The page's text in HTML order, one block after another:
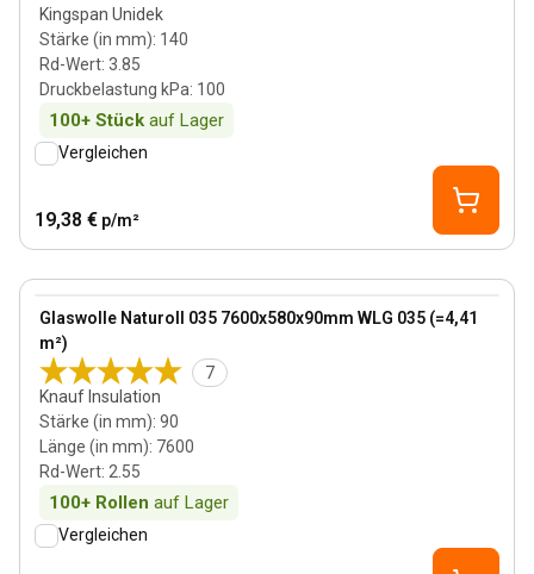
Kingspan Unidek
Stärke (in mm): 140
Rd-Wert: 3.85
Druckbelastung kPa: 100
100+ Stück auf Lager
Vergleichen
19,38 € p/m²
Glaswolle Naturoll 035 7600x580x90mm WLG 035 (=4,41
m²)
7
Knauf Insulation
Stärke (in mm): 90
Länge (in mm): 7600
Rd-Wert: 2.55
100+ Rollen auf Lager
View product
Vergleichen